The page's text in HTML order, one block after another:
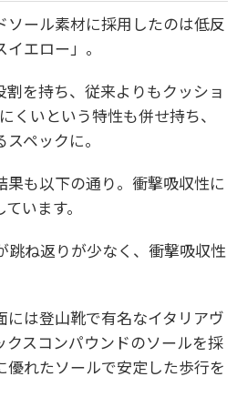
ール素材に採用したのは低反
エロー」。
を持ち、従来よりもクッショ
くいという特性も併せ持ち、
ペックに。
果も以下の通り。衝撃吸収性に
います。
ね返りが少なく、衝撃吸収性
には登山靴で有名なイタリアヴ
クスコンパウンドのソールを採
優れたソールで安定した歩行を